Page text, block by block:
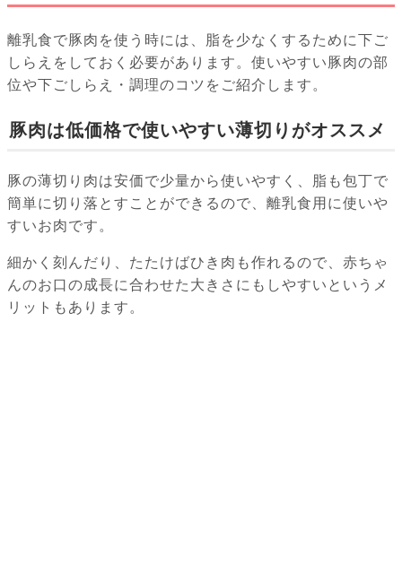
離乳食で豚肉を使う時には、脂を少なくするために下ご
しらえをしておく必要があります。使いやすい豚肉の部
位や下ごしらえ・調理のコツをご紹介します。
豚肉は低価格で使いやすい薄切りがオススメ
豚の薄切り肉は安価で少量から使いやすく、脂も包丁で
簡単に切り落とすことができるので、離乳食用に使いや
すいお肉です。
細かく刻んだり、たたけばひき肉も作れるので、赤ちゃ
んのお口の成長に合わせた大きさにもしやすいというメ
リットもあります。